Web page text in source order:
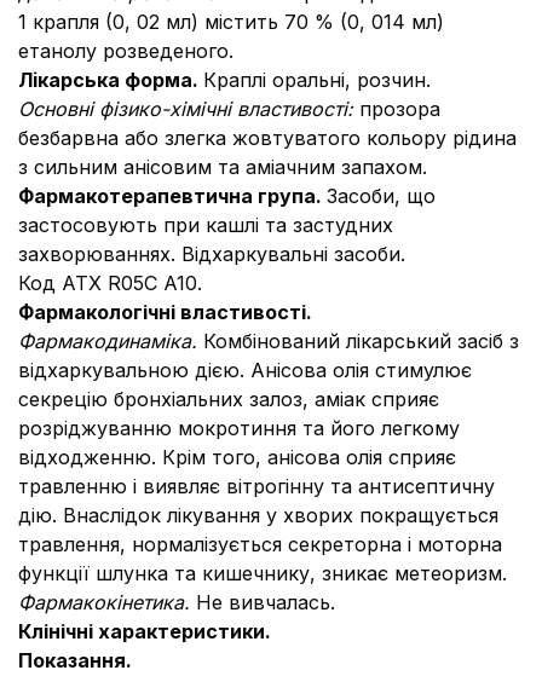
1 крапля (0, 02 мл) містить 70 % (0, 014 мл)
етанолу розведеного.
Лiкарська форма. Краплі оральні, розчин.
Основні фізико-хімічні властивості: прозора
безбарвна або злегка жовтуватого кольору рідина
з сильним анісовим та аміачним запахом.
Фармакотерапевтична група. Засоби, що
застосовують при кашлі та застудних
захворюваннях. Відхаркувальні засоби.
Код АТХ R05C A10.
Фармакологічні властивості.
Фармакодинаміка. Комбінований лікарський засіб з
відхаркувальною дією. Анісова олія стимулює
секрецію бронхіальних залоз, аміак сприяє
розріджуванню мокротиння та його легкому
відходженню. Крім того, анісова олія сприяє
травленню і виявляє вітрогінну та антисептичну
дію. Внаслідок лікування у хворих покращується
травлення, нормалізується секреторна і моторна
функції шлунка та кишечнику, зникає метеоризм.
Фармакокінетика. Не вивчалась.
Клінічні характеристики.
Показання.